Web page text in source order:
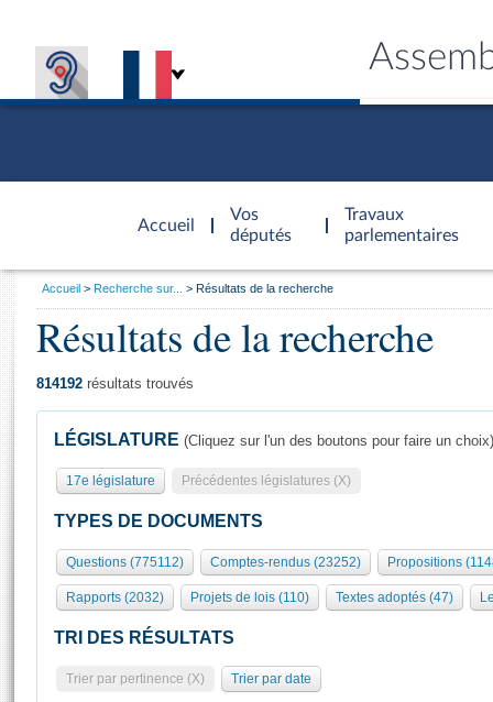
Accueil
d'accueil
Vos
députés
Travaux
parlementaires
Présidence
577 députés
Groupes politiques
Séance publique
Commissions et autres organes
Europe et International
Pétitions
Général
Rôle et pouvoirs de l'Assemblée
Organisation de l'Assemblée
Présidence Conférence des Présidents Bureau Collège des
Statistiques et chiffres clés
Visiter l'Assemblée
Visite virtuelle du palais Bourbon
Assister à une séance
Vous
Accueil Recherche sur... Résultats de la recherche
Résultats de la recherche
814192 résultats trouvés
LÉGISLATURE (Cliquez sur l'un des boutons pour faire un choix)
17e législature Précédentes législatures (X)
TYPES DE DOCUMENTS
Questions (775112) Comptes-rendus (23252) Propositions
Rapports (2032) Projets de lois (110) Textes adoptés (47)
TRI DES RÉSULTATS
Trier par pertinence (X) Trier par date